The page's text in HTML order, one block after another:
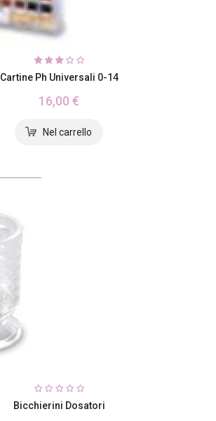
Cartine Ph Universali 0-14
16,00 €
Bicchierini Dosatori